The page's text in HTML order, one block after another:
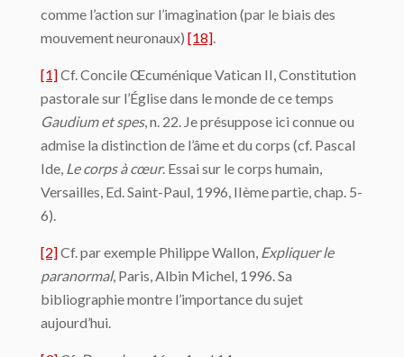
comme l’action sur l’imagination (par le biais des
mouvement neuronaux) [18].
[1]Cf. Concile Œcuménique Vatican II, Constitution
pastorale sur l’Église dans le monde de ce temps
Gaudium et spes, n. 22. Je présuppose ici connue ou
admise la distinction de l’âme et du corps (cf. Pascal
Ide, Le corps à cœur. Essai sur le corps humain,
Versailles, Ed. Saint-Paul, 1996, IIème partie, chap. 5-
6).
[2]Cf. par exemple Philippe Wallon, Expliquer le
paranormal, Paris, Albin Michel, 1996. Sa
bibliographie montre l’importance du sujet
aujourd’hui.